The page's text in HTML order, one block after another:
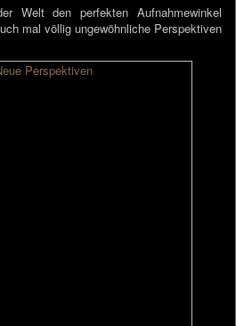
Welt den perfekten Aufnahmewinkel
mal völlig ungewöhnliche Perspektiven